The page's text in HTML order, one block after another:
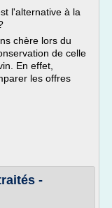
l'alternative à la
chère lors du
de celle
En effet,
les offres
-